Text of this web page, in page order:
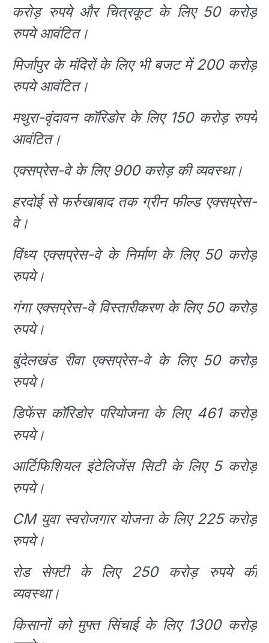
करोड़ रुपये और चित्रकूट के लिए 50 करोड़
रुपये आवंटित।
मिर्जापुर के मंदिरों के लिए भी बजट में 200 करोड़
रुपये आवंटित।
मथुरा-वृंदावन कॉरिडोर के लिए 150 करोड़ रुपये
आवंटित।
एक्सप्रेस-वे के लिए 900 करोड़ की व्यवस्था।
हरदोई से फर्रुखाबाद तक ग्रीन फील्ड एक्सप्रेस-
वे।
विंध्य एक्सप्रेस-वे के निर्माण के लिए 50 करोड़
रुपये।
गंगा एक्सप्रेस-वे विस्तारीकरण के लिए 50 करोड़
रुपये।
बुंदेलखंड रीवा एक्सप्रेस-वे के लिए 50 करोड़
रुपये।
डिफेंस कॉरिडोर परियोजना के लिए 461 करोड़
रुपये।
आर्टिफिशियल इंटेलिजेंस सिटी के लिए 5 करोड़
रुपये।
CM युवा स्वरोजगार योजना के लिए 225 करोड़
रुपये।
रोड सेफ्टी के लिए 250 करोड़ रुपये की
व्यवस्था।
किसानों को मुफ्त सिंचाई के लिए 1300 करोड़